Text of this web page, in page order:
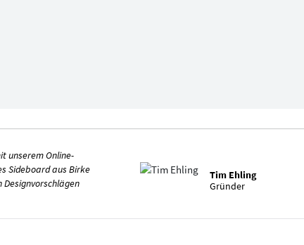
unserem Online-
Sideboard aus Birke
Designvorschlägen
Tim Ehling
Gründer